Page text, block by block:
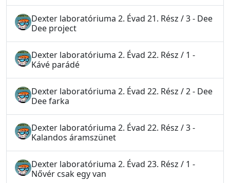
Dexter laboratóriuma 2. Évad 21. Rész / 3 - Dee
Dee project
Dexter laboratóriuma 2. Évad 22. Rész / 1 -
Kávé parádé
Dexter laboratóriuma 2. Évad 22. Rész / 2 - Dee
Dee farka
Dexter laboratóriuma 2. Évad 22. Rész / 3 -
Kalandos áramszünet
Dexter laboratóriuma 2. Évad 23. Rész / 1 -
Nővér csak egy van